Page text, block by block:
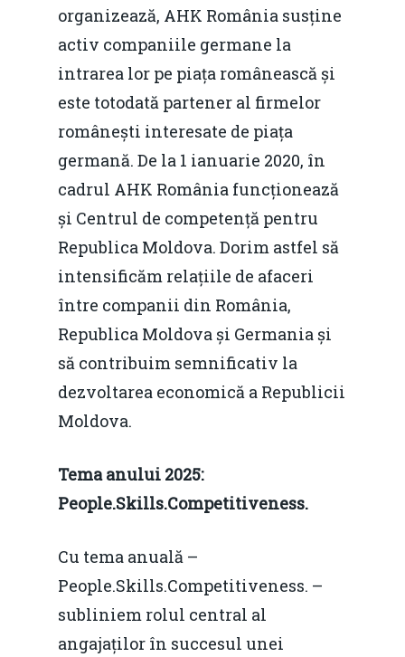
organizează, AHK România susține
activ companiile germane la
intrarea lor pe piața românească și
este totodată partener al firmelor
românești interesate de piața
germană. De la 1 ianuarie 2020, în
cadrul AHK România funcționează
și Centrul de competență pentru
Republica Moldova. Dorim astfel să
intensificăm relațiile de afaceri
între companii din România,
Republica Moldova și Germania și
să contribuim semnificativ la
dezvoltarea economică a Republicii
Moldova.
Tema anului 2025:
People.Skills.Competitiveness.
Cu tema anuală –
People.Skills.Competitiveness. –
subliniem rolul central al
angajaților în succesul unei
Despre
Evenimente